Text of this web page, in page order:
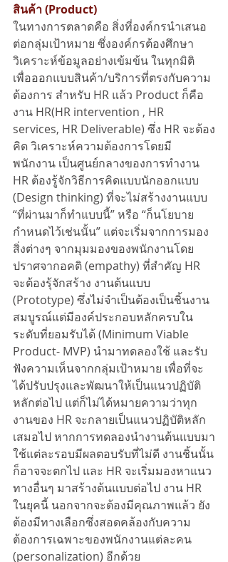
สินค้า (Product)
ในทางการตลาดคือ สิ่งที่องค์กรนำเสนอ
ต่อกลุ่มเป้าหมาย ซึ่งองค์กรต้องศึกษา
วิเคราะห์ข้อมูลอย่างเข้มข้น ในทุกมิติ
เพื่อออกแบบสินค้า/บริการที่ตรงกับความ
ต้องการ สำหรับ HR แล้ว Product ก็คือ
งาน HR(HR intervention , HR
services, HR Deliverable) ซึ่ง HR จะต้อง
คิด วิเคราะห์ความต้องการโดยมี
พนักงาน เป็นศูนย์กลางของการทำงาน
HR ต้องรู้จักวิธีการคิดแบบนักออกแบบ
(Design thinking) ที่จะไม่สร้างงานแบบ
“ที่ผ่านมาก็ทำแบบนี้” หรือ “ก็นโยบาย
กำหนดไว้เช่นนั้น” แต่จะเริ่มจากการมอง
สิ่งต่างๆ จากมุมมองของพนักงานโดย
ปราศจากอคติ (empathy) ที่สำคัญ HR
จะต้องรุ้จักสร้าง งานต้นแบบ
(Prototype) ซึ่งไม่จำเป็นต้องเป็นชิ้นงาน
สมบูรณ์แต่มีองค์ประกอบหลักครบใน
ระดับที่ยอมรับได้ (Minimum Viable
Product- MVP) นำมาทดลองใช้ และรับ
ฟังความเห็นจากกลุ่มเป้าหมาย เพื่อที่จะ
ได้ปรับปรุงและพัฒนาให้เป็นแนวปฏิบัติ
หลักต่อไป แต่ก็ไม่ได้หมายความว่าทุก
งานของ HR จะกลายเป็นแนวปฏิบัติหลัก
เสมอไป หากการทดลองนำงานต้นแบบมา
ใช้แต่ละรอบมีผลตอบรับที่ไม่ดี งานชิ้นนั้น
ก็อาจจะตกไป และ HR จะเริ่มมองหาแนว
ทางอื่นๆ มาสร้างต้นแบบต่อไป งาน HR
ในยุคนี้ นอกจากจะต้องมีคุณภาพแล้ว ยัง
ต้องมีทางเลือกซึ่งสอดคล้องกับความ
ต้องการเฉพาะของพนักงานแต่ละคน
(personalization) อีกด้วย